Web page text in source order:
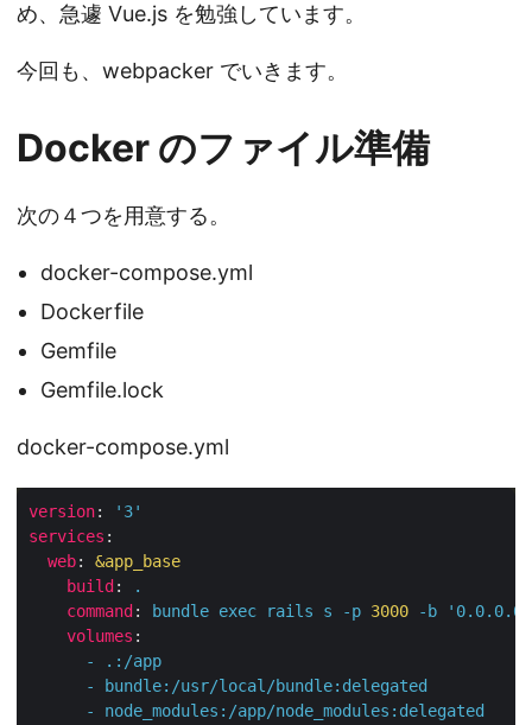
め、急遽 Vue.js を勉強しています。
今回も、webpacker でいきます。
Docker のファイル準備
次の４つを用意する。
docker-compose.yml
Dockerfile
Gemfile
Gemfile.lock
docker-compose.yml
version:
'3'
services :
web:
&app_base
build :
.
command : bundle exec rails s -p 3000 -b
'0.0.0.0'
volumes :
-
.:/app
-
bundle:/usr/local/bundle:delegated
-
node_modules:/app/node_modules:delegated